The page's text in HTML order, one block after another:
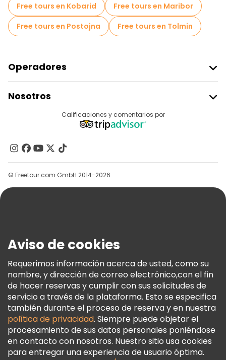
Free tours en Kobarid
Free tours en Maribor
Free tours en Postojna
Free tours en Tolmin
Operadores
Acceder Como Proveedor
Programa De Afiliados
Nosotros
Contacto
Grupos
Ayuda
Términos E Información Legal
Política De Cookies
Freetour Premios
Programa De Fidelidad
Calificaciones y comentarios por
© Freetour.com GmbH 2014-2026
Aviso de cookies
Requerimos información acerca de usted, como su
nombre, y dirección de correo electrónico,con el fin
de hacer reservas y cumplir con sus solicitudes de
servicio a través de la plataforma. Esto se especifica
también durante el proceso de reserva y en nuestra
política de privacidad. Siempre puede objetar el
procesamiento de sus datos personales poniéndose
en contacto con nosotros. Nuestro sitio usa cookies
para entregar una experiencia de usuario óptima.